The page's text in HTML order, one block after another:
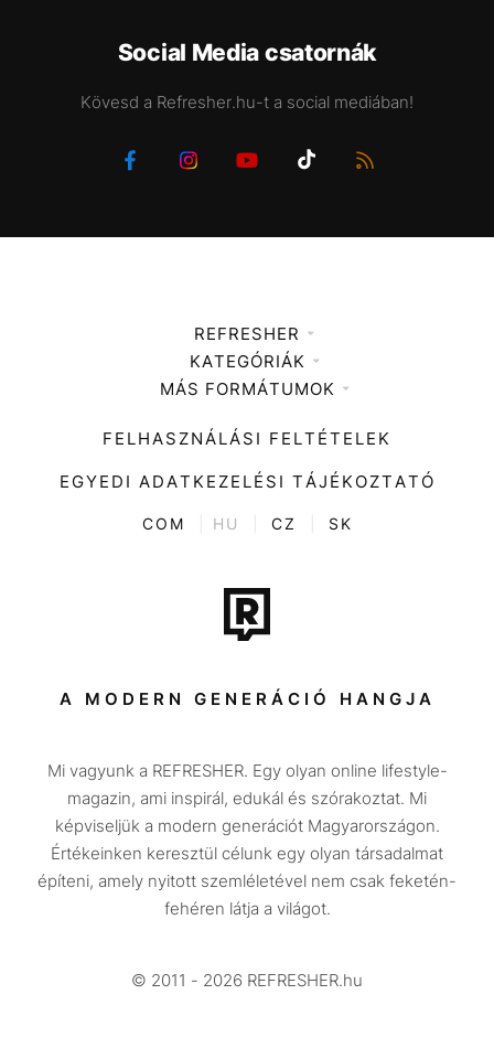
Social Media csatornák
Kövesd a Refresher.hu-t a social mediában!
REFRESHER
Médiaajánlat
KATEGÓRIÁK
Zene
Divat
Kultúra
ENTR
Tech-Tudomány
Sport
Társadalom
Utazás
Életmód
Design
Beszélgetések
Videó
MÁS FORMÁTUMOK
FELHASZNÁLÁSI FELTÉTELEK
EGYEDI ADATKEZELÉSI TÁJÉKOZTATÓ
COM HU CZ SK
A MODERN GENERÁCIÓ HANGJA
Mi vagyunk a REFRESHER. Egy olyan online lifestyle-
magazin, ami inspirál, edukál és szórakoztat. Mi
képviseljük a modern generációt Magyarországon.
Értékeinken keresztül célunk egy olyan társadalmat
építeni, amely nyitott szemléletével nem csak feketén-
fehéren látja a világot.
© 2011 - 2026 REFRESHER.hu